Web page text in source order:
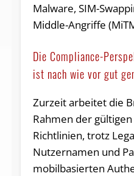
Malware, SIM-
Middle-Angriffe
Die Compliance-
ist nach wie vor gut
Zurzeit arbeitet die
Rahmen der
Richtlinien, trotz
Nutzernamen und
mobilbasierten